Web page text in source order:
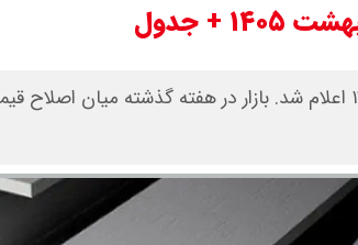
قیمت تیرآهن امروز ۱۲ اردیبهشت ۱۴۰۵ اعلام شد. بازار در هفته